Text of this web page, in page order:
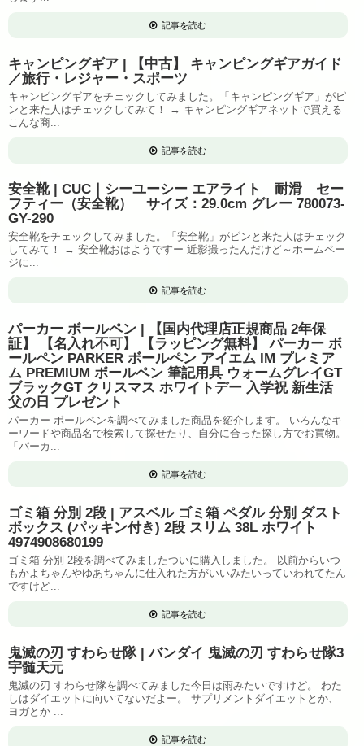
記事を読む
キャンピングギア | 【中古】 キャンピングギアガイド
／旅行・レジャー・スポーツ
キャンピングギアをチェックしてみました。「キャンピングギア」がピ
ンと来た人はチェックしてみて！ → キャンピングギアネットで買える
こんな商...
記事を読む
安全靴 | CUC｜シーユーシー エアライト 耐滑 セー
フティー（安全靴） サイズ：29.0cm グレー 780073-
GY-290
安全靴をチェックしてみました。「安全靴」がピンと来た人はチェック
してみて！ → 安全靴おはようですー 近影撮ったんだけど～ホームペー
ジに...
記事を読む
パーカー ボールペン | 【国内代理店正規商品 2年保
証】 【名入れ不可】 【ラッピング無料】 パーカー ボ
ールペン PARKER ボールペン アイエム IM プレミア
ム PREMIUM ボールペン 筆記用具 ウォームグレイGT
ブラックGT クリスマス ホワイトデー 入学祝 新生活
父の日 プレゼント
パーカー ボールペンを調べてみました商品を紹介します。 いろんなキ
ーワードや商品名で検索して探せたり、自分に合った探し方でお買物。
「パーカ...
記事を読む
ゴミ箱 分別 2段 | アスベル ゴミ箱 ペダル 分別 ダスト
ボックス (パッキン付き) 2段 スリム 38L ホワイト
4974908680199
ゴミ箱 分別 2段を調べてみましたついに購入しました。 以前からいつ
もかよちゃんやゆあちゃんに仕入れた方がいいみたいっていわれてたん
ですけど...
記事を読む
鬼滅の刃 すわらせ隊 | バンダイ 鬼滅の刃 すわらせ隊3
宇髄天元
鬼滅の刃 すわらせ隊を調べてみました今日は雨みたいですけど。 わた
しはダイエットに向いてないだよー。 サプリメントダイエットとか、
ヨガとか ...
記事を読む